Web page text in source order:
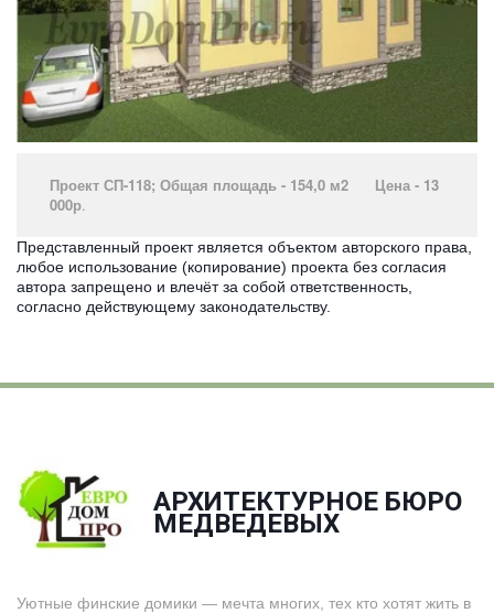
Проект СП-118; Общая площадь - 154,0 м2 Цена - 13
000р.­
Представленный проект является объектом авторского права,
любое использование (копирование) проекта без согласия
автора запрещено и влечёт за собой ответственность,
согласно действующему законодательству.
АРХИТЕКТУРНОЕ БЮРО
­МЕДВЕДЕВЫХ
Уютные финские домики — мечта многих, тех кто хотят жить в